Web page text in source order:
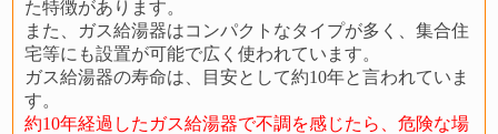
た特徴があります。
また、ガス給湯器はコンパクトなタイプが多く、集合住
宅等にも設置が可能で広く使われています。
ガス給湯器の寿命は、目安として約10年と言われていま
す。
約10年経過したガス給湯器で不調を感じたら、危険な場